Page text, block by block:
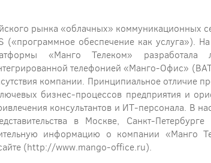
рынка «облачных» коммуникационных
(«программное обеспечение как услуга»).
«Манго Телеком» разработала
телефонией «Манго-Офис»
компании. Принципиальное отличие
бизнес-процессов предприятия и
консультантов и ИТ-персонала. В
в Москве, Санкт-
информацию о компании «Манго
(http://www.mango-office.ru).